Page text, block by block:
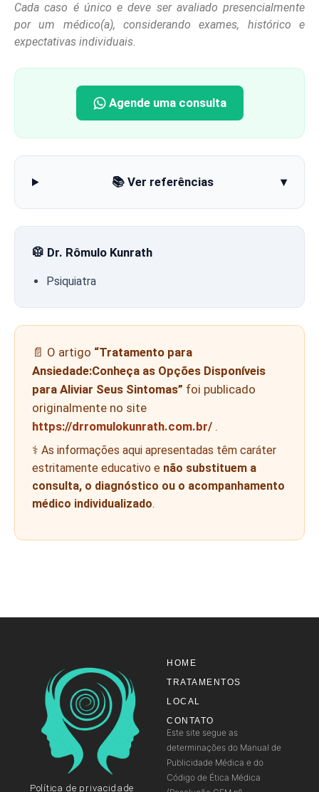
Cada caso é único e deve ser avaliado presencialmente
por um médico(a), considerando exames, histórico e
expectativas individuais.
Agende uma consulta
📚 Ver referências ▾
🥼 Dr. Rômulo Kunrath
Psiquiatra
📄 O artigo “Tratamento para
Ansiedade:Conheça as Opções Disponíveis
para Aliviar Seus Sintomas” foi publicado
originalmente no site
https://drromulokunrath.com.br/ .
⚕️ As informações aqui apresentadas têm caráter
estritamente educativo e não substituem a
consulta, o diagnóstico ou o acompanhamento
médico individualizado.
Política de privacidade
HOME
TRATAMENTOS
LOCAL
CONTATO
Este site segue as
determinações do Manual de
Publicidade Médica e do
Código de Ética Médica